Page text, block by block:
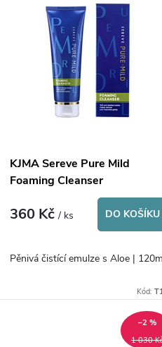
KJMA Sereve Pure Mild
Foaming Cleanser
360 Kč/ ks DO KOŠÍKU
Pěnivá čistící emulze s Aloe |
Kód:
1 030
–2 %